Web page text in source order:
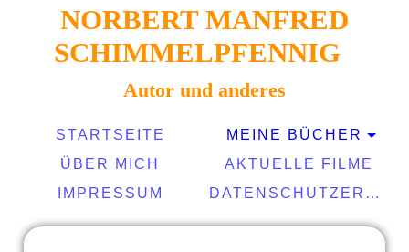
NORBERT MANFRED
SCHIMMELPFENNIG
Autor und anderes
STARTSEITE
MEINE BÜCHER
ÜBER MICH
AKTUELLE FILME
IMPRESSUM
DATENSCHUTZERKLÄRUNG